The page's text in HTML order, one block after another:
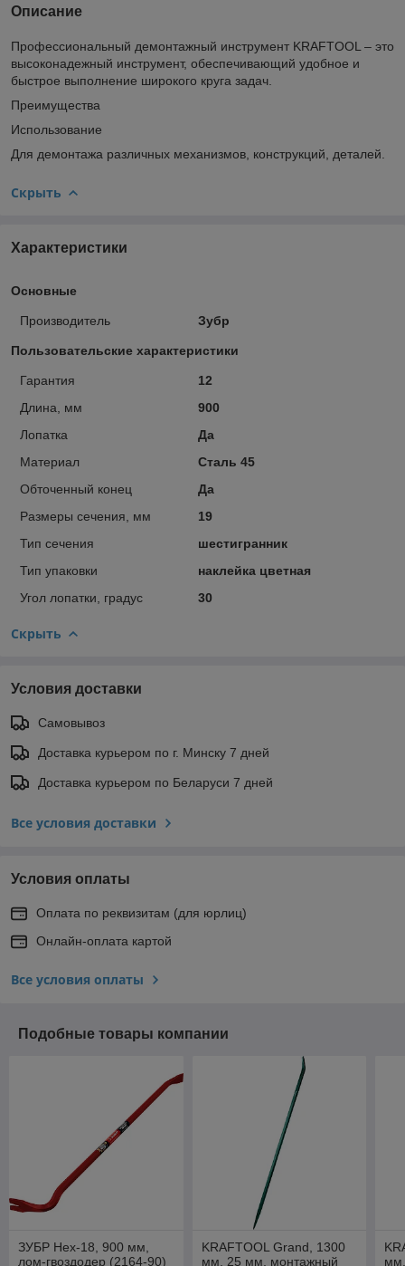
Описание
Профессиональный демонтажный инструмент KRAFTOOL – это
высоконадежный инструмент, обеспечивающий удобное и
быстрое выполнение широкого круга задач.
Преимущества
Использование
Для демонтажа различных механизмов, конструкций, деталей.
Скрыть
Характеристики
Основные
Производитель Зубр
Пользовательские характеристики
Гарантия
12
Длина, мм
900
Лопатка
Да
Материал
Сталь 45
Обточенный конец
Да
Размеры сечения, мм
19
Тип сечения
шестигранник
Тип упаковки
наклейка цветная
Угол лопатки, градус
30
Скрыть
Условия доставки
Самовывоз
Доставка курьером по г. Минску 7 дней
Доставка курьером по Беларуси 7 дней
Все условия доставки
Условия оплаты
Оплата по реквизитам (для юрлиц)
Онлайн-оплата картой
Все условия оплаты
Подобные товары компании
ЗУБР Hex-18, 900 мм,
лом-гвоздодер (2164-90)
KRAFTOOL Grand, 1300
мм, 25 мм, монтажный